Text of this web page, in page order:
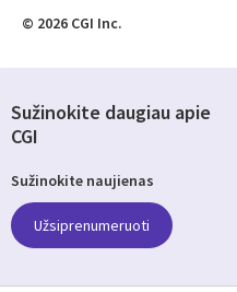
© 2026 CGI Inc.
Sužinokite daugiau apie
CGI
Sužinokite naujienas
Užsiprenumeruoti